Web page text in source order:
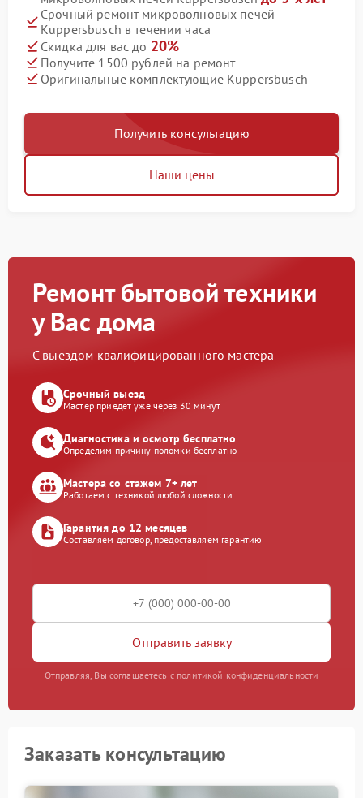
Срочный ремонт микроволновых печей
Kuppersbusch в течении часа
Скидка для вас до 20%
Получите 1500 рублей на ремонт
Оригинальные комплектующие Kuppersbusch
Получить консультацию
Наши цены
Ремонт бытовой техники
у Вас дома
С выездом квалифицированного мастера
Срочный выезд
Мастер приедет уже через 30 минут
Диагностика и осмотр бесплатно
Определим причину поломки бесплатно
Мастера со стажем 7+ лет
Работаем с техникой любой сложности
Гарантия до 12 месяцев
Составляем договор, предоставляем гарантию
Отправить заявку
Отправляя, Вы соглашаетесь с политикой конфиденциальности
Заказать консультацию